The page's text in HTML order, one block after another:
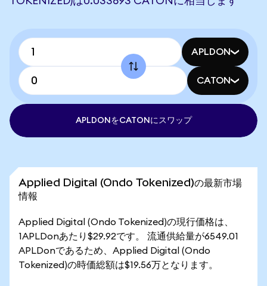
APLDON
CATON
APLDONをCATONにスワップ
Applied Digital (Ondo Tokenized)の最新市場
情報
Applied Digital (Ondo Tokenized)の現行価格は、
1APLDonあたり$29.92です。 流通供給量が6549.01
APLDonであるため、Applied Digital (Ondo
Tokenized)の時価総額は$19.56万となります。